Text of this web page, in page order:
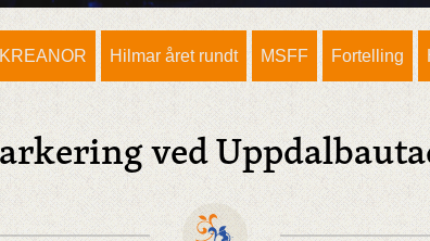
KREANOR Hilmar året rundt MSFF Fortelling
ved